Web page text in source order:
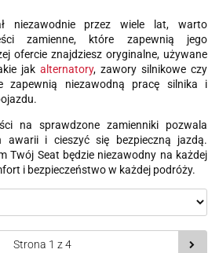
niezawodnie przez wiele lat, warto
zamienne, które zapewnią jego
ofercie znajdziesz oryginalne, używane
jak alternatory, zawory silnikowe czy
zapewnią niezawodną pracę silnika i
na sprawdzone zamienniki pozwala
awarii i cieszyć się bezpieczną jazdą.
Twój Seat będzie niezawodny na każdej
i bezpieczeństwo w każdej podróży.